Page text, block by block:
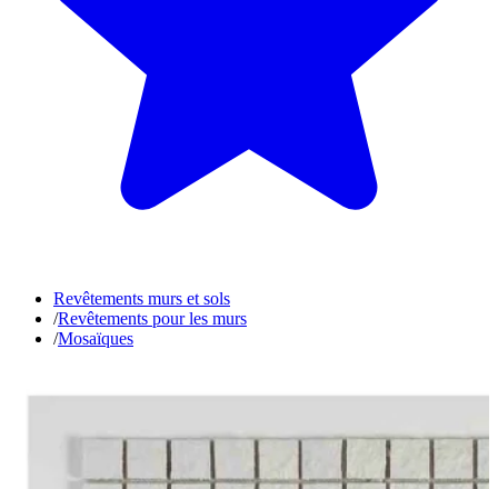
Revêtements murs et sols
/Revêtements pour les murs
/Mosaïques